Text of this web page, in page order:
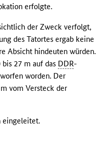
erfolgte.
der Zweck verfolgt,
des Tatortes ergab keine
Absicht hindeuten würden.
27 m auf das DDR-
worden. Der
vom Versteck der
eingeleitet.